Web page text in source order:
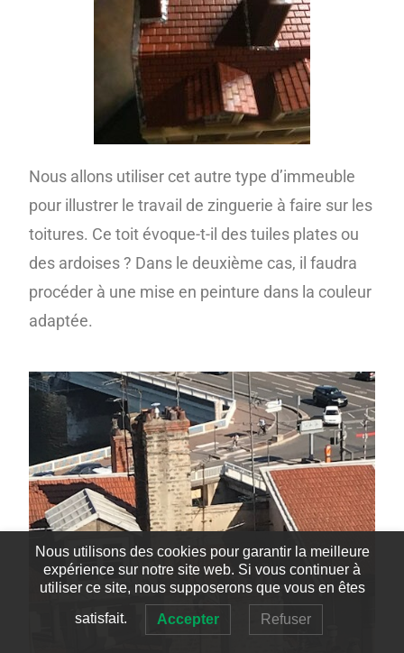
Nous allons utiliser cet autre type d’immeuble
pour illustrer le travail de zinguerie à faire sur les
toitures. Ce toit évoque-t-il des tuiles plates ou
des ardoises ? Dans le deuxième cas, il faudra
procéder à une mise en peinture dans la couleur
adaptée.
Nous utilisons des cookies pour garantir la meilleure
expérience sur notre site web. Si vous continuer à
utiliser ce site, nous supposerons que vous en êtes
satisfait. Accepter Refuser